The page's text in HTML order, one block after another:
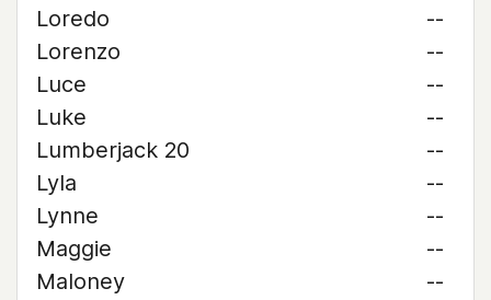
Loredo
--
Lorenzo
--
Luce
--
Luke
--
Lumberjack 20
--
Lyla
--
Lynne
--
Maggie
--
Maloney
--